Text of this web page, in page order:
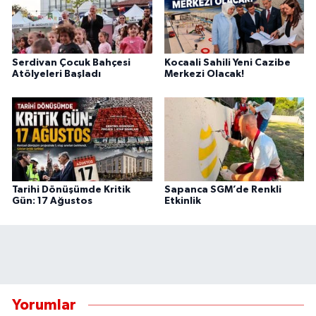
Serdivan Çocuk Bahçesi
Atölyeleri Başladı
Kocaali Sahili Yeni Cazibe
Merkezi Olacak!
Tarihi Dönüşümde Kritik
Gün: 17 Ağustos
Sapanca SGM’de Renkli
Etkinlik
Yorumlar